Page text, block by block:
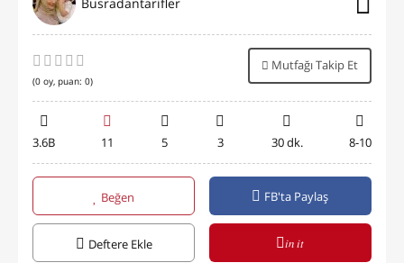
Busradantarifler
(0 oy, puan: 0)
Mutfağı Takip Et
3.6B 11 5 3 30 dk. 8-10
Beğen FB'ta Paylaş
Deftere Ekle in it